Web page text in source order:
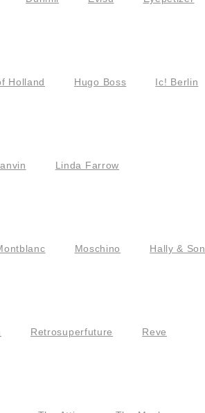
Holland Hugo Boss Ic! Berlin
Linda Farrow
Moschino Hally & Son
Retrosuperfuture Reve